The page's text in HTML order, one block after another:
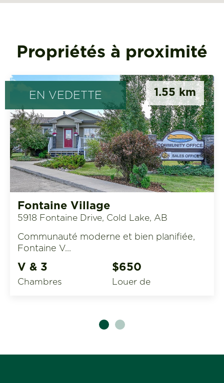
Propriétés à proximité
EN VEDETTE 1.55 km
Fontaine Village
5918 Fontaine Drive, Cold Lake, AB
Communauté moderne et bien planifiée,
Fontaine V...
V & 3
Chambres
$650
Louer de